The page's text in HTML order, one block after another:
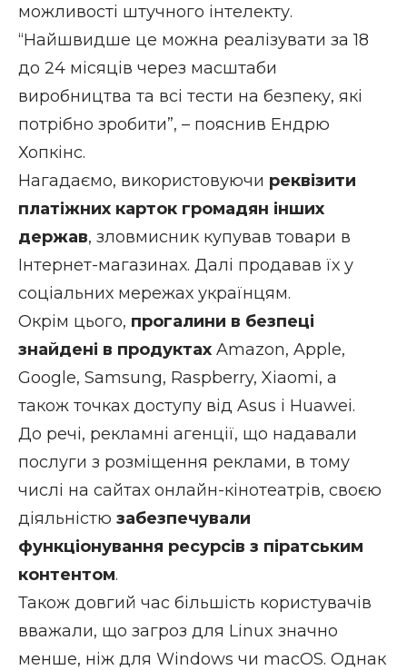
можливості штучного інтелекту.
“Найшвидше це можна реалізувати за 18
до 24 місяців через масштаби
виробництва та всі тести на безпеку, які
потрібно зробити”, – пояснив Ендрю
Хопкінс.
Нагадаємо, використовуючи реквізити
платіжних карток громадян інших
держав, зловмисник купував товари в
Інтернет-магазинах. Далі продавав їх у
соціальних мережах українцям.
Окрім цього, прогалини в безпеці
знайдені в продуктах Amazon, Apple,
Google, Samsung, Raspberry, Xiaomi, а
також точках доступу від Asus і Huawei.
До речі, рекламні агенції, що надавали
послуги з розміщення реклами, в тому
числі на сайтах онлайн-кінотеатрів, своєю
діяльністю забезпечували
функціонування ресурсів з піратським
контентом.
Також довгий час більшість користувачів
вважали, що загроз для Linux значно
менше, ніж для Windows чи macOS. Однак